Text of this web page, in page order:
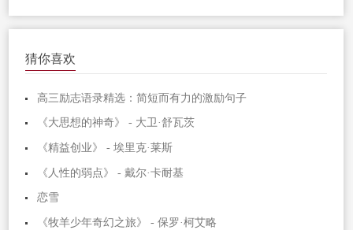
猜你喜欢
高三励志语录精选：简短而有力的激励句子
《大思想的神奇》 - 大卫·舒瓦茨
《精益创业》 - 埃里克·莱斯
《人性的弱点》 - 戴尔·卡耐基
恋雪
《牧羊少年奇幻之旅》 - 保罗·柯艾略